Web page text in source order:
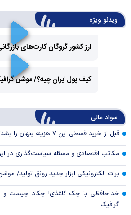
ویدئو ویژه
ارز کشور گروگان کارت‌های
کیف پول ایران چیه؟/ موشن
سواد مالی
قبل از خرید قسطی این ۷ هزینه پنهان را بشناسید
مکاتب اقتصادی و مسئله سیاست‌گذاری در
برات الکترونیکی ابزار جدید رونق تولید/
خداحافظی با چک کاغذی! چکاد چیست و
گرافیک